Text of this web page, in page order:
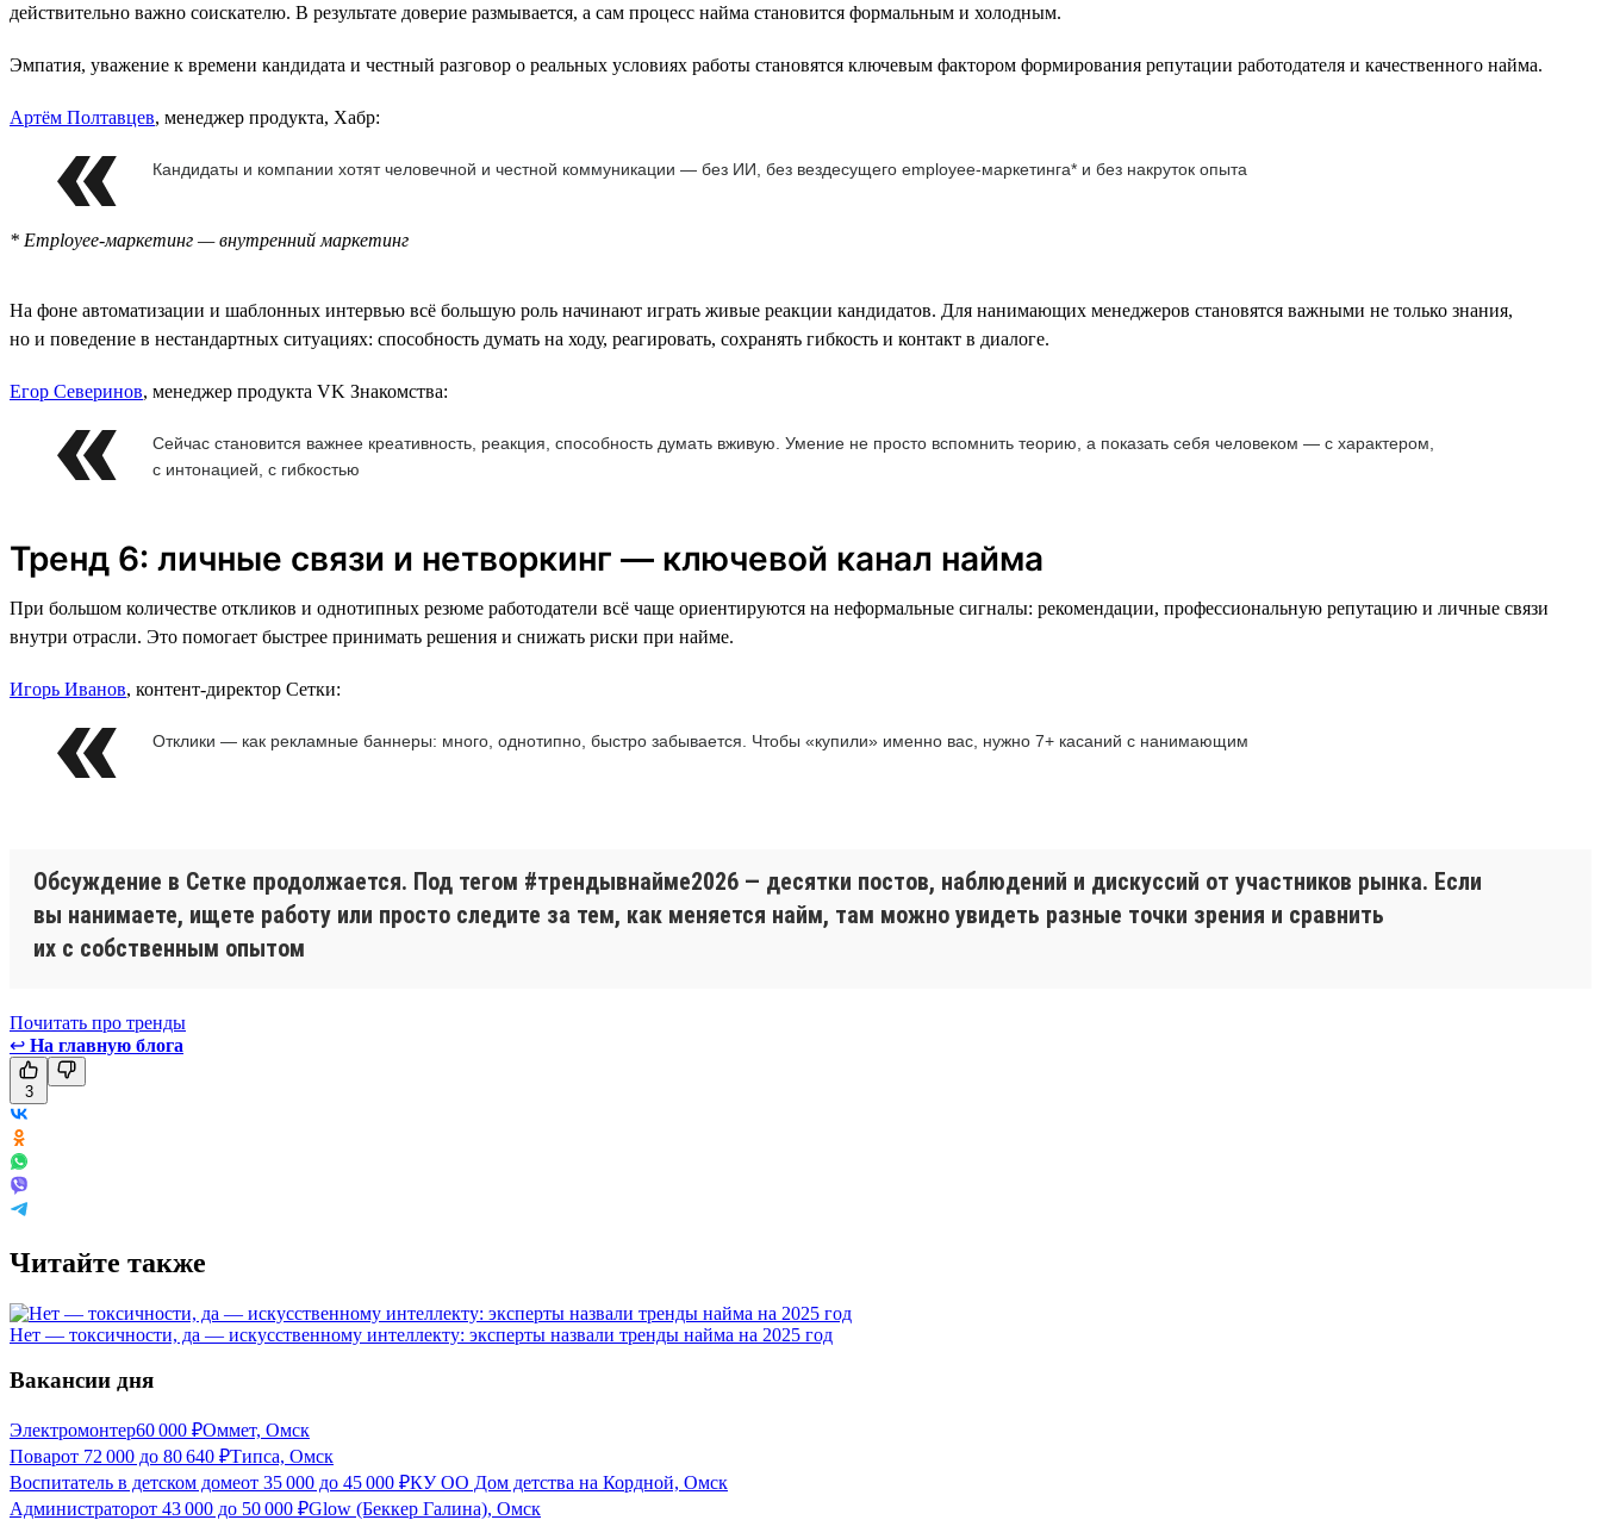
действительно важно соискателю. В результате доверие размывается, а сам процесс найма становится формальным и холодным.
Эмпатия, уважение к времени кандидата и честный разговор о реальных условиях работы становятся ключевым фактором формирования репутации работодателя и качественного найма.
Артём Полтавцев, менеджер продукта, Хабр:
Кандидаты и компании хотят человечной и честной коммуникации — без ИИ, без вездесущего employee-маркетинга* и без накруток опыта
* Employee-маркетинг — внутренний маркетинг
На фоне автоматизации и шаблонных интервью всё большую роль начинают играть живые реакции кандидатов. Для нанимающих менеджеров становятся важными не только знания,
но и поведение в нестандартных ситуациях: способность думать на ходу, реагировать, сохранять гибкость и контакт в диалоге.
Егор Северинов, менеджер продукта VK Знакомства:
Сейчас становится важнее креативность, реакция, способность думать вживую. Умение не просто вспомнить теорию, а показать себя человеком — с характером,
с интонацией, с гибкостью
Тренд 6: личные связи и нетворкинг — ключевой канал найма
При большом количестве откликов и однотипных резюме работодатели всё чаще ориентируются на неформальные сигналы: рекомендации, профессиональную репутацию и личные связи
внутри отрасли. Это помогает быстрее принимать решения и снижать риски при найме.
Игорь Иванов, контент-директор Сетки:
Отклики — как рекламные баннеры: много, однотипно, быстро забывается. Чтобы «купили» именно вас, нужно 7+ касаний с нанимающим
Обсуждение в Сетке продолжается. Под тегом #трендывнайме2026 — десятки постов, наблюдений и дискуссий от участников рынка. Если
вы нанимаете, ищете работу или просто следите за тем, как меняется найм, там можно увидеть разные точки зрения и сравнить
их с собственным опытом
Почитать про тренды
↩ На главную блога
3
Читайте также
Нет — токсичности, да — искусственному интеллекту: эксперты назвали тренды найма на 2025 год
Вакансии дня
Электромонтер60 000 ₽Оммет, Омск
Поварот 72 000 до 80 640 ₽Типса, Омск
Воспитатель в детском домеот 35 000 до 45 000 ₽КУ ОО Дом детства на Кордной, Омск
Администраторот 43 000 до 50 000 ₽Glow (Беккер Галина), Омск